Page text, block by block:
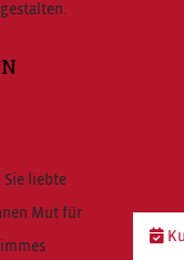
Sie liebte
Mut für